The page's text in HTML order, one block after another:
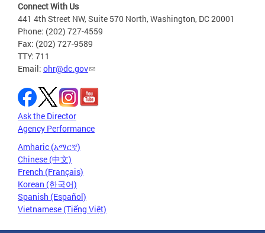
Connect With Us
441 4th Street NW, Suite 570 North, Washington, DC 20001
Phone: (202) 727-4559
Fax: (202) 727-9589
TTY: 711
Email: ohr@dc.gov
Ask the Director
Agency Performance
Amharic (አማርኛ)
Chinese (中文)
French (Français)
Korean (한국어)
Spanish (Español)
Vietnamese (Tiếng Việt)